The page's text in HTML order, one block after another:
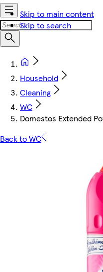
Skip to main content
Skip to search
Household
Cleaning
WC
Domestos Extended
Back to WC